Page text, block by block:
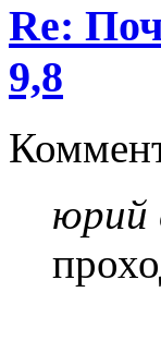
Re:
9,8
юрий